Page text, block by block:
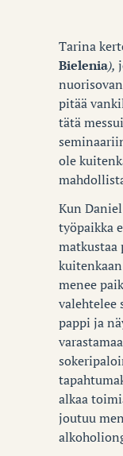
Tarina
Bielenia),
pitää
tätä
ole
Kun
työpaikka
matkustaa
menee
valehtelee
pappi ja
alkaa
joutuu